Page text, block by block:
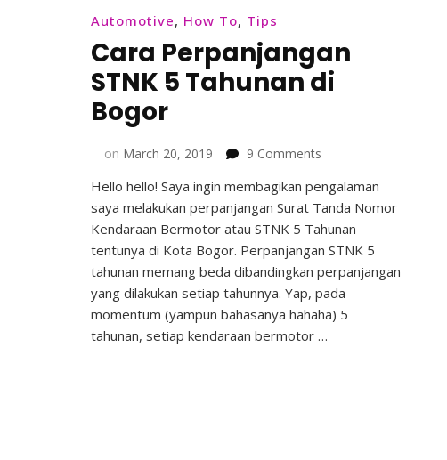
Automotive, How To, Tips
Cara Perpanjangan
STNK 5 Tahunan di
Bogor
on March 20, 2019 9 Comments
Perpanjangan
STNK
5
Tahunan
Bogor
Hello hello! Saya ingin membagikan pengalaman
saya melakukan perpanjangan Surat Tanda Nomor
Kendaraan Bermotor atau STNK 5 Tahunan
tentunya di Kota Bogor. Perpanjangan STNK 5
tahunan memang beda dibandingkan perpanjangan
yang dilakukan setiap tahunnya. Yap, pada
momentum (yampun bahasanya hahaha) 5
tahunan, setiap kendaraan bermotor …